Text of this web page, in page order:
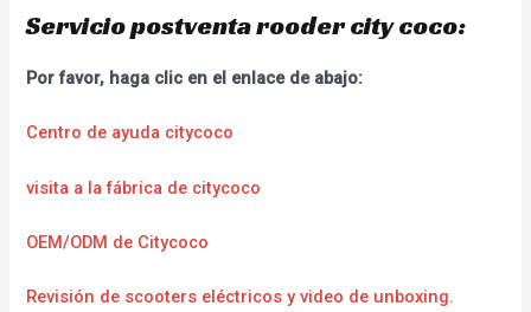
Servicio postventa rooder city coco:
Por favor, haga clic en el enlace de abajo:
Centro de ayuda citycoco
visita a la fábrica de citycoco
OEM/ODM de Citycoco
Revisión de scooters eléctricos y video de unboxing.